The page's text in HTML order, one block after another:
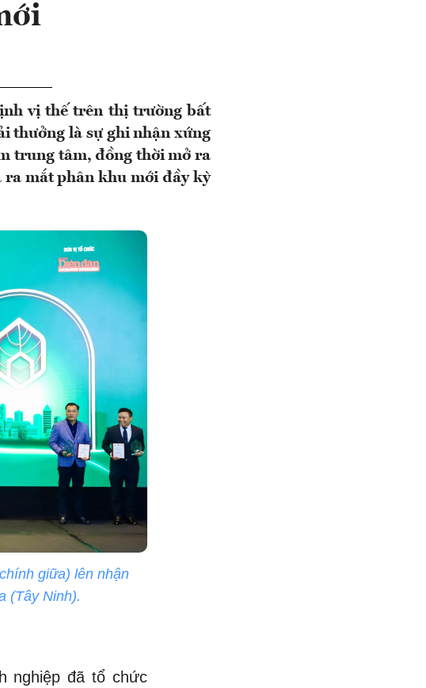
vị thế trên thị trường bất
thưởng là sự ghi nhận xứng
trung tâm, đồng thời mở ra
ra mắt phân khu mới đầy kỳ
giữa) lên nhận
(Tây Ninh).
nghiệp đã tổ chức